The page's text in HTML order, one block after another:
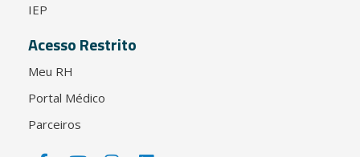
IEP
Acesso Restrito
Meu RH
Portal Médico
Parceiros